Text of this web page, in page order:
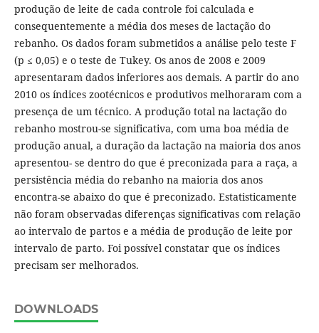
produção de leite de cada controle foi calculada e
consequentemente a média dos meses de lactação do
rebanho. Os dados foram submetidos a análise pelo teste F
(p ≤ 0,05) e o teste de Tukey. Os anos de 2008 e 2009
apresentaram dados inferiores aos demais. A partir do ano
2010 os índices zootécnicos e produtivos melhoraram com a
presença de um técnico. A produção total na lactação do
rebanho mostrou-se significativa, com uma boa média de
produção anual, a duração da lactação na maioria dos anos
apresentou- se dentro do que é preconizada para a raça, a
persistência média do rebanho na maioria dos anos
encontra-se abaixo do que é preconizado. Estatisticamente
não foram observadas diferenças significativas com relação
ao intervalo de partos e a média de produção de leite por
intervalo de parto. Foi possível constatar que os índices
precisam ser melhorados.
DOWNLOADS